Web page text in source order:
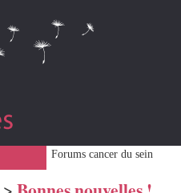
Forums cancer du sein